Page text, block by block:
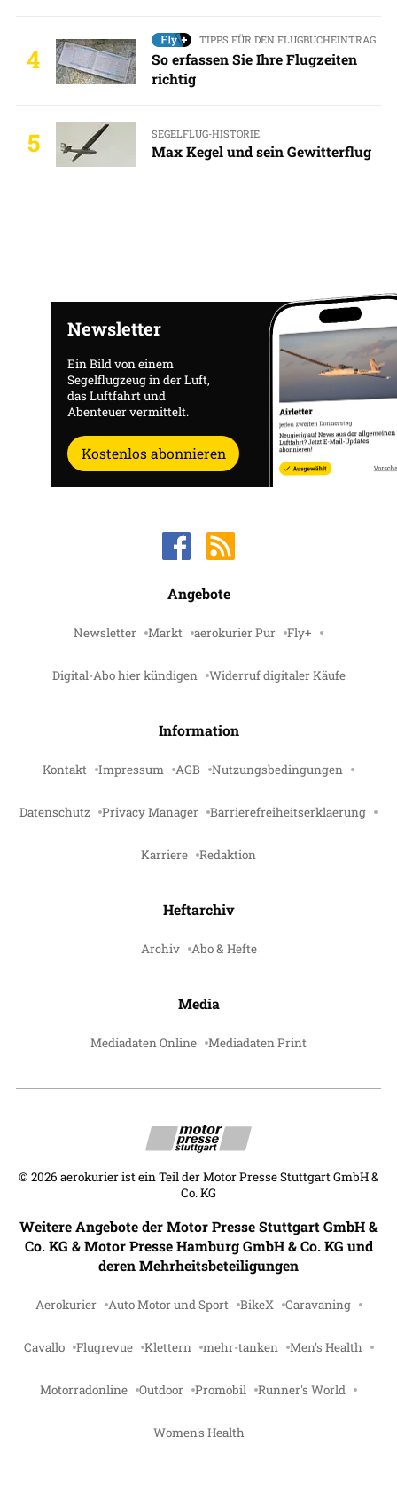
4
TIPPS FÜR DEN FLUGBUCHEINTRAG
So erfassen Sie Ihre Flugzeiten
richtig
5 SEGELFLUG-HISTORIE
Max Kegel und sein Gewitterflug
Newsletter
Ein Bild von einem
Segelflugzeug in der Luft,
das Luftfahrt und
Abenteuer vermittelt.
Kostenlos abonnieren
Angebote
Newsletter Markt aerokurier Pur Fly+
Digital-Abo hier kündigen Widerruf digitaler Käufe
Information
Kontakt Impressum AGB Nutzungsbedingungen
Datenschutz Privacy Manager Barrierefreiheitserklaerung
Karriere Redaktion
Heftarchiv
Archiv Abo & Hefte
Media
Mediadaten Online Mediadaten Print
© 2026 aerokurier ist ein Teil der Motor Presse Stuttgart GmbH &
Co. KG
Weitere Angebote der Motor Presse Stuttgart GmbH &
Co. KG & Motor Presse Hamburg GmbH & Co. KG und
deren Mehrheitsbeteiligungen
Aerokurier Auto Motor und Sport BikeX Caravaning
Cavallo Flugrevue Klettern mehr-tanken Men's Health
Motorradonline Outdoor Promobil Runner's World
Women's Health